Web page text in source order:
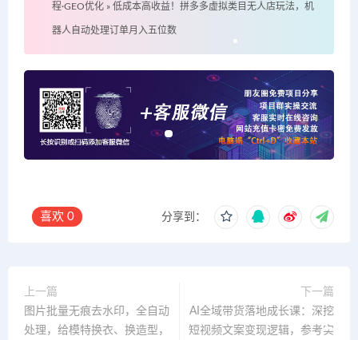
程·GEO优化 » 低成本高收益！拼多多虚拟类目无人店玩法，机
器人自动处理订单月入五位数
喜欢 0 分享到：
上一篇
图片批量无痕去水印，全自动
处理，给模特换衣、换造型，
下一篇
AI全域带货落地成长课：深挖
短视频文案变现逻辑，参考实